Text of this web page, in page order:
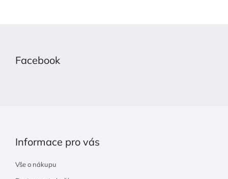
Facebook
Informace pro vás
Vše o nákupu